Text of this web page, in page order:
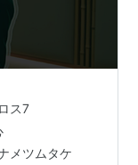
ス7
メツムタケ